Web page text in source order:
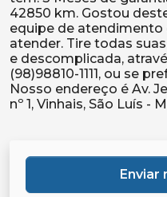
42850 km. Gostou
equipe de atendimento
atender. Tire todas
e descomplicada,
(98)98810-1111, ou se
Nosso endereço é Av.
Enviar